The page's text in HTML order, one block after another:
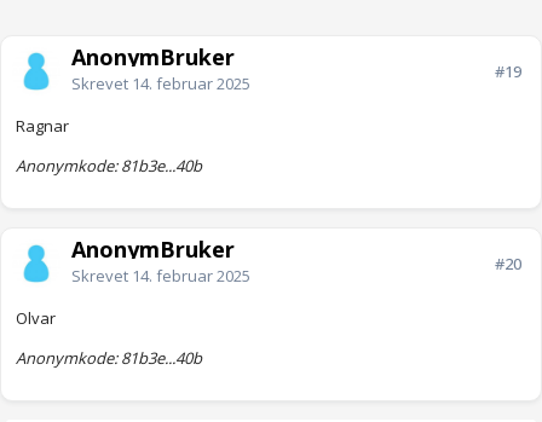
AnonymBruker
Skrevet 14. februar 2025
#19
Ragnar
Anonymkode: 81b3e...40b
AnonymBruker
Skrevet 14. februar 2025
#20
Olvar
Anonymkode: 81b3e...40b